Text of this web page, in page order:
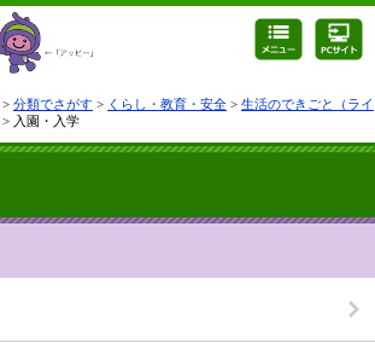
> 分類でさがす > くらし・教育・安全 > 生活のできごと（ライ
> 入園・入学